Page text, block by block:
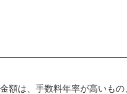
額は、手数料年率が高いも